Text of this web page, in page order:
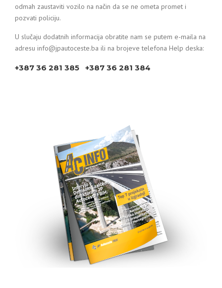
odmah zaustaviti vozilo na način da se ne ometa promet i
pozvati policiju.
U slučaju dodatnih informacija obratite nam se putem e-maila na
adresu info@jpautoceste.ba ili na brojeve telefona Help deska:
+387 36 281 385 +387 36 281 384